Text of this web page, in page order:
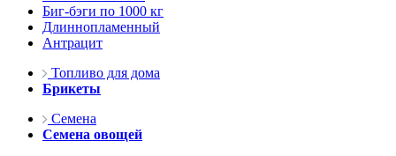
Биг-бэги по 1000 кг
Длиннопламенный
Антрацит
Топливо для дома
Брикеты
Семена
Семена овощей